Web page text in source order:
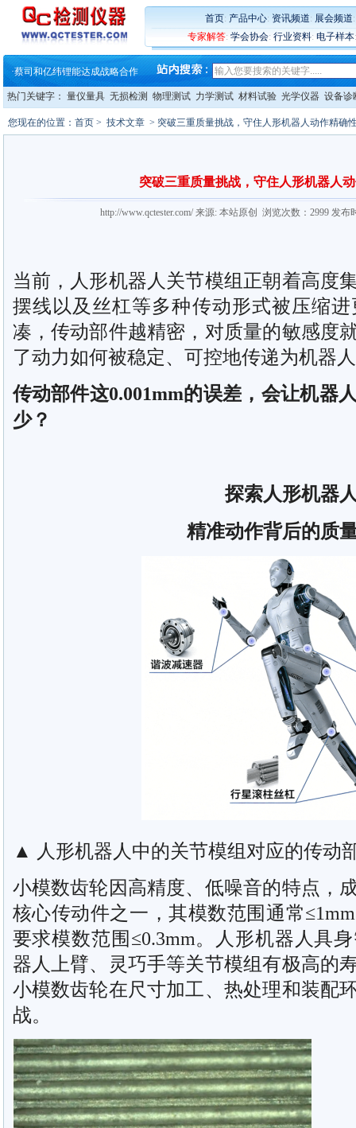
首页: 产品中心: 资讯频道: 展会频道
专家解答: 学会协会: 行业资料: 电子样本
铸就AI服务器质量动脉 – 高
铸就AI服务器质量动脉 – 高
ZEISS BOSELLO ADR 让内部缺
·蔡司和亿纬锂能达成战略合作
·大牌云集 买家升级 ——26
热门关键字： 量仪量具 无损检测 物理测试 力学测试 材料试验 光学仪器 设备诊
您现在的位置： 首页 > 技术文章 > 突破三重质量挑战，守住人形机器人动作精确
突破三重质量挑战，守住人形机器人
http://www.qctester.com/ 来源: 本站原创 浏览次数：2999 发布
当前，人形机器人关节模组正朝着高度
摆线以及丝杠等多种传动形式被压缩
凑，传动部件越精密，对质量的敏感度
了动力如何被稳定、可控地传递为机器
传动部件这0.001mm的误差，会让机器
少？
探索人形机器
精准动作背后的质
▲ 人形机器人中的关节模组对应的传动
小模数齿轮因高精度、低噪音的特点，
核心传动件之一，其模数范围通常
要求模数范围≤0.3mm。人形机器人具
器人上臂、灵巧手等关节模组有极高的
小模数齿轮在尺寸加工、热处理和装配
战。